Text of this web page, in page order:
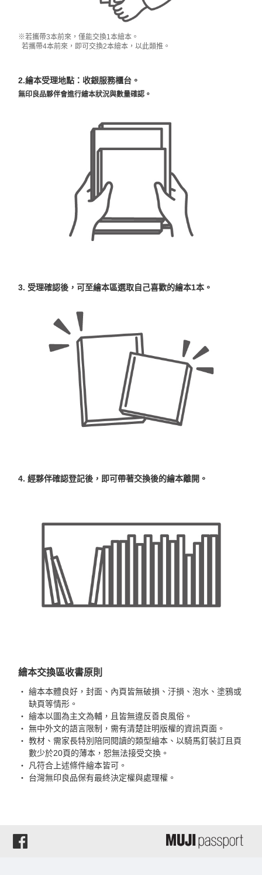
※若攜帶3本前來，僅能交換1本繪本。
若攜帶4本前來，即可交換2本繪本，以此類推。
2.繪本受理地點：收銀服務櫃台。
無印良品夥伴會進行繪本狀況與數量確認。
3. 受理確認後，可至繪本區選取自己喜歡的繪本1本。
4. 經夥伴確認登記後，即可帶著交換後的繪本離開。
繪本交換區收書原則
・ 繪本本體良好，封面、內頁皆無破損、汙損、泡水、塗鴉或
缺頁等情形。
・ 繪本以圖為主文為輔，且皆無違反善良風俗。
・ 無中外文的語言限制，需有清楚註明版權的資訊頁面。
・ 教材、需家長特別陪同閱讀的類型繪本、以騎馬釘裝訂且頁
數少於20頁的薄本，恕無法接受交換。
・
凡符合上述條件繪本皆可。
・
台灣無印良品保有最終決定權與處理權。